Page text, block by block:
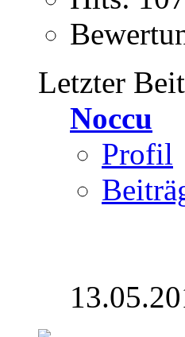
Letzter
Noccu
Profil